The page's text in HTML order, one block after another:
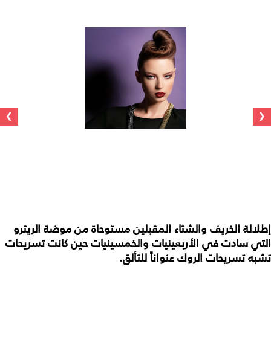
‹
›
إطلالة الخريف والشتاء المقبلين مستوحاة من موضة الريترو
التي سادت في الأربعينيات والخمسينيات حين كانت تسريحات
تشبه تسريحات الروك عنواناً للتألق.